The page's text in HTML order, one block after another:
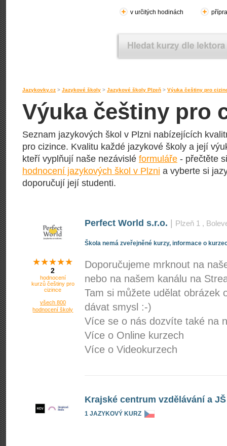
v určitých hodinách
Jazykovky.cz > Jazykové školy > Jazykové školy Plzeň > Výuka češtiny pro
Výuka češtiny pro
Seznam jazykových škol v Plzni nabízejících
pro cizince. Kvalitu každé jazykové školy a její
kteří vyplňují naše nezávislé formuláře - přečtěte
hodnocení jazykových škol v Plzni a vyberte si
doporučují její studenti.
Perfect World s.r.o. Plzeň 1 ,
Škola nemá zveřejněné kurzy, informace o
2
hodnocení
kurzů češtiny pro
cizince
všech 800
hodnocení školy
Doporučujeme mrknout na
nebo na našem kanálu na
Tam si můžete udělat obrázek
dávat smysl :-)
Více se o nás dozvíte také na
Více o Online kurzech
Více o Videokurzech
Krajské centrum vzdělávání a
1 JAZYKOVÝ KURZ